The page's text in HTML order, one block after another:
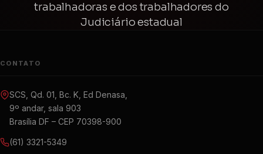
trabalhadoras e dos trabalhadores do
Judiciário estadual
CONTATO
SCS, Qd. 01, Bc. K, Ed Denasa,
9º andar, sala 903
Brasília DF – CEP 70398-900
(61) 3321-5349